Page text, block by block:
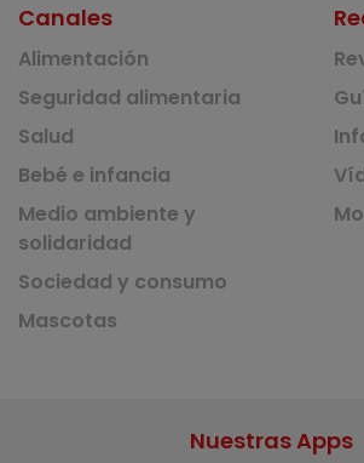
Canales
Alimentación
Seguridad alimentaria
Salud
Bebé e infancia
Medio ambiente y
solidaridad
Sociedad y consumo
Mascotas
Nuestras Apps